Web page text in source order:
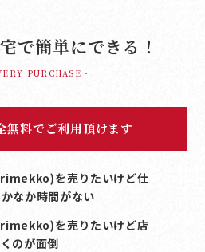
で簡単にできる！
PURCHASE -
無料でご利用頂けます
を売りたいけど仕
なか時間がない
を売りたいけど店
のが面倒